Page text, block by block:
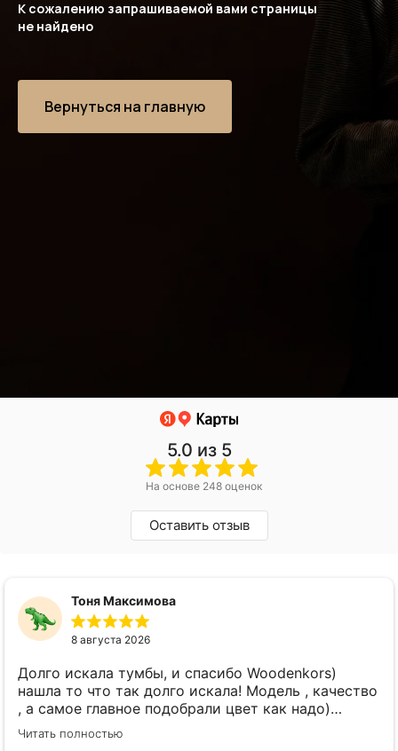
К сожалению запрашиваемой вами страницы
не найдено
Вернуться на главную
5.0 из 5
На основе 248 оценок
Оставить отзыв
Тоня Максимова
8 августа 2026
Долго искала тумбы, и спасибо Woodenkors)
нашла то что так долго искала! Модель , качество
, а самое главное подобрали цвет как надо)
спасибо большое! Отдельное спасибо Виктору!
Читать полностью